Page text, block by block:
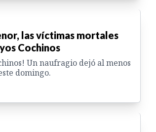
las víctimas mortales
Cochinos
Un naufragio dejó al menos
domingo.